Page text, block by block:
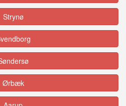
Strynø
Ørbæk